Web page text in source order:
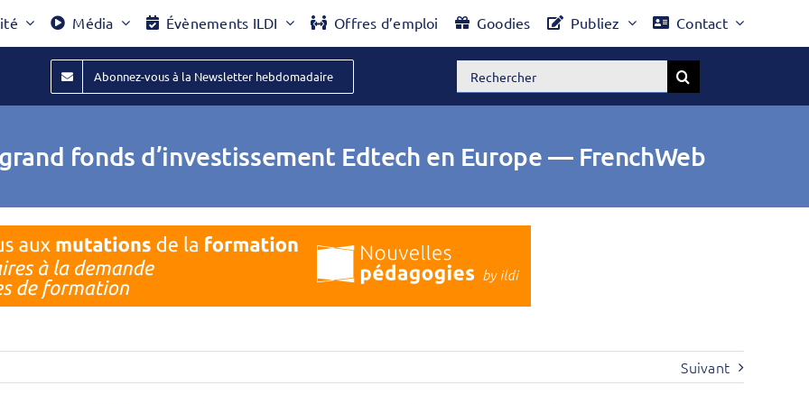
Média Évènements ILDI Offres d’emploi Goodies Publiez Contact
Abonnez-vous à la Newsletter hebdomadaire Rechercher:
fonds d’investissement Edtech en Europe — FrenchWeb
Suivant